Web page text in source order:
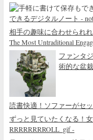
できるデジタルノート -
相手の趣味に合わせられ
The Most Untraditional
ファンタ
術的な盆
読書快適！ソファーがセ
ずっと見ていたくなる！
RRRRRRRROLL_gif -